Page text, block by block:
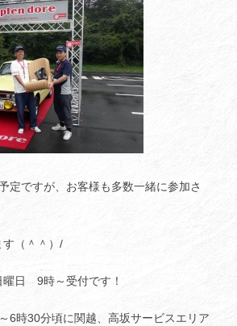
定ですが、お客様も多数一緒に参加さ
す（＾＾）/
日 9時～受付です！
6時30分頃に関越、高坂サービスエリア